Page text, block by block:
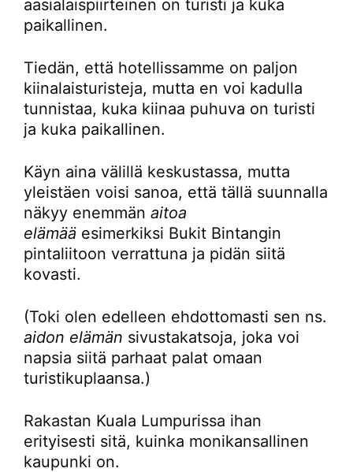
aasialaispiirteinen on turisti ja kuka
paikallinen.
Tiedän, että hotellissamme on paljon
kiinalaisturisteja, mutta en voi kadulla
tunnistaa, kuka kiinaa puhuva on turisti
ja kuka paikallinen.
Käyn aina välillä keskustassa, mutta
yleistäen voisi sanoa, että tällä suunnalla
näkyy enemmän aitoa
elämää esimerkiksi Bukit Bintangin
pintaliitoon verrattuna ja pidän siitä
kovasti.
(Toki olen edelleen ehdottomasti sen ns.
aidon elämän sivustakatsoja, joka voi
napsia siitä parhaat palat omaan
turistikuplaansa.)
Rakastan Kuala Lumpurissa ihan
erityisesti sitä, kuinka monikansallinen
kaupunki on.